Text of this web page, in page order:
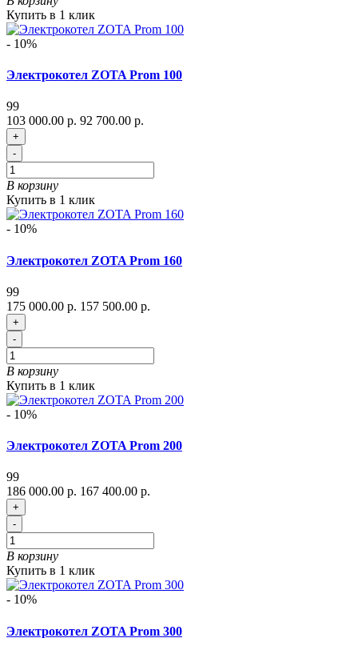
Купить в 1 клик
- 10%
Электрокотел ZOTA Prom 100
99
103 000.00 р. 92 700.00 р.
+
-
В корзину
Купить в 1 клик
- 10%
Электрокотел ZOTA Prom 160
99
175 000.00 р. 157 500.00 р.
+
-
В корзину
Купить в 1 клик
- 10%
Электрокотел ZOTA Prom 200
99
186 000.00 р. 167 400.00 р.
+
-
В корзину
Купить в 1 клик
- 10%
Электрокотел ZOTA Prom 300